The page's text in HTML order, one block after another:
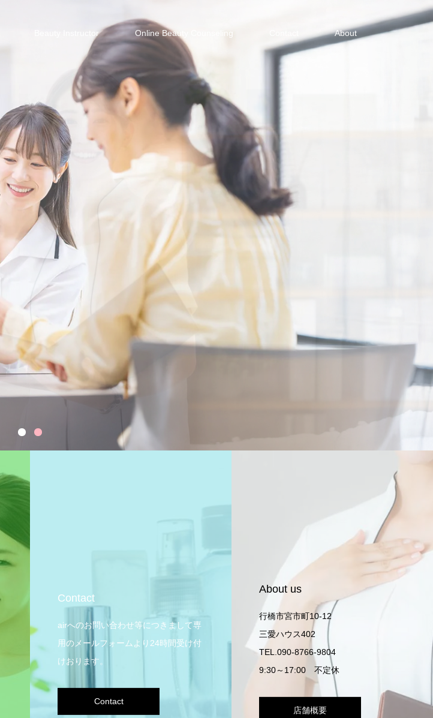
Beauty Instructor Online Beauty Counseling About
Contact
airへのお問い合わせ等につきまして専
用のメールフォームより24時間受け付
けおります。
Contact
About us
行橋市宮市町10-12
三愛ハウス402
TEL.090-8766-9804
9:30～17:00 不定休
店舗概要